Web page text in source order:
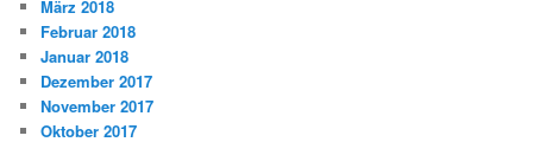
März 2018
Februar 2018
Januar 2018
Dezember 2017
November 2017
Oktober 2017